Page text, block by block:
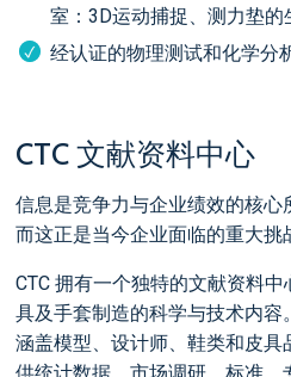
室：3D运动捕捉、测力垫的
经认证的物理测试和化学分
CTC 文献资料中心
信息是竞争力与企业绩效的核心
而这正是当今企业面临的重大挑
CTC 拥有一个独特的文献资料
具及手套制造的科学与技术内容
涵盖模型、设计师、鞋类和皮